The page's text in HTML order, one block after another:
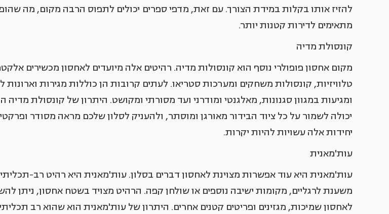
להזיז אותו בקלות במידת הצורך. עם זאת, מדפי ספרים יכולים לתפוס הרבה מקום, מה
מתאימים לדירות קטנות יותר.
קונסולת מדיה
מקום אחסון פופולרי נוסף הוא קונסולות מדיה. רהיטים אלה מיועדים לאחסון מכשירים
טלוויזיות, קונסולות משחקים ומערכות סטריאו. לעתים קרובות הן כוללות מגירות וארונות
ומגיעות במגוון סגנונות, מאלגנטי ומודרני ועד מסורתי ומקושט. היתרון של קונסולת מדיה
יכולה לשמור על כל ציוד הבידור מאורגן ומוסתר, ולהעניק לסלון שלכם מראה מסודר
יחידות אלה עשויות להיות יקרות.
עות'מאנית
עות'מאנית היא עוד אפשרות מצוינת לאחסון דברים בסלון. עות'מאנית היא רהיט רב-
משענת לרגליים, מקומות ישיבה נוספים או שולחן קפה. הרהיט מצויד בשטח אחסון, ניתן
לאחסון שמיכות, מגזינים ופריטים קטנים אחרים. היתרון של עות'מאנית הוא שהוא רב תכליתי